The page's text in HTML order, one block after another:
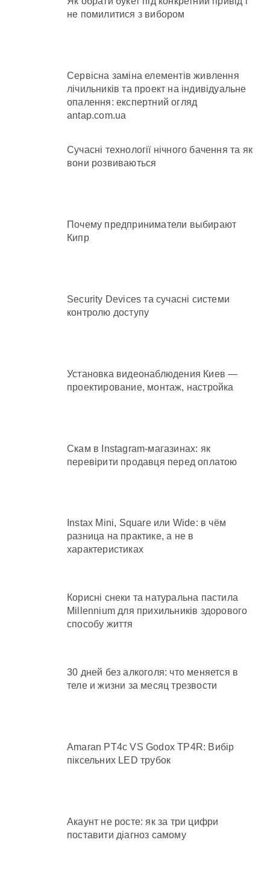
не помилитися з вибором
Сервісна заміна елементів живлення
лічильників та проект на індивідуальне
опалення: експертний огляд
antap.com.ua
Сучасні технології нічного бачення та як
вони розвиваються
Почему предприниматели выбирают
Кипр
Security Devices та сучасні системи
контролю доступу
Установка видеонаблюдения Киев —
проектирование, монтаж, настройка
Скам в Instagram-магазинах: як
перевірити продавця перед оплатою
Instax Mini, Square или Wide: в чём
разница на практике, а не в
характеристиках
Корисні снеки та натуральна пастила
Millennium для прихильників здорового
способу життя
30 дней без алкоголя: что меняется в
теле и жизни за месяц трезвости
Amaran PT4c VS Godox TP4R: Вибір
піксельних LED трубок
Акаунт не росте: як за три цифри
поставити діагноз самому